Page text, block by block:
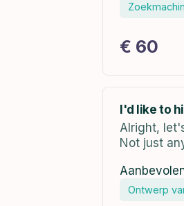
€ 60
I'd like to
Alright,
Not just
Ontwerp